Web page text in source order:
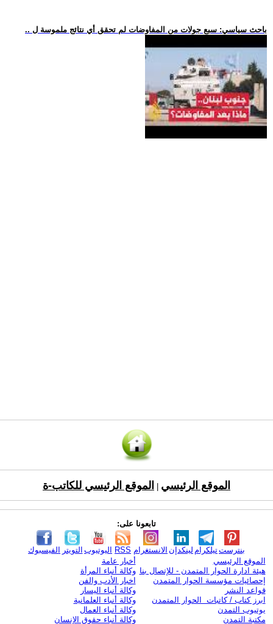
.. باحث سياسي: سبع جولات من المفاوضات لم تحقق أي نتائج ملموسة ل
الموقع الرئيسي الموقع الرئيسي للكاتب-ة
تابعونا على:
الفيسبوك التويتر اليوتيوب RSS الانستغرام لينكدإن تيلكرامبنترست
الموقع الرئيسي
هيئة ادارة الحوار المتمدن - للإتصال بنا
إحصائيات مؤسسة الحوار المتمدن
قواعد النشر
ابرز كتاب / كاتبات الحوار المتمدن
يوتيوب التمدن
مكتبة التمدن
أخبار عامة
وكالة أنباء المرأة
اخبار الأدب والفن
وكالة أنباء اليسار
وكالة أنباء العلمانية
وكالة أنباء العمال
وكالة أنباء حقوق الإنسان